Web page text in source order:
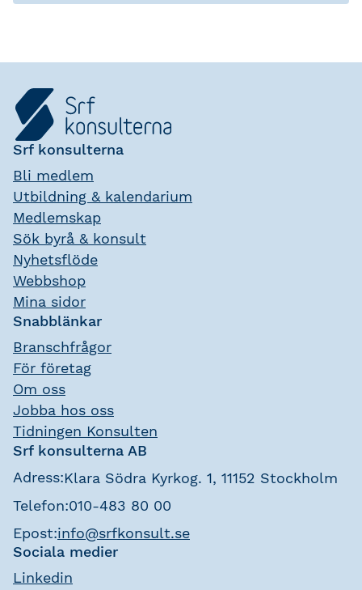
Srf konsulterna
Bli medlem
Utbildning & kalendarium
Medlemskap
Sök byrå & konsult
Nyhetsflöde
Webbshop
Mina sidor
Snabblänkar
Branschfrågor
För företag
Om oss
Jobba hos oss
Tidningen Konsulten
Srf konsulterna AB
Adress:Klara Södra Kyrkog. 1, 11152 Stockholm
Telefon:010-483 80 00
Epost:info@srfkonsult.se
Sociala medier
Linkedin